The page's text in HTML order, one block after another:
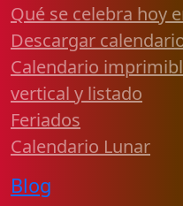
Qué se celebra hoy
Descargar
Calendario
vertical y listado
Feriados
Calendario Lunar
Blog